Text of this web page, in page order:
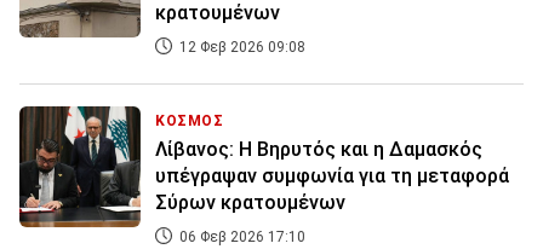
κρατουμένων
12 Φεβ 2026 09:08
ΚΟΣΜΟΣ
Λίβανος: Η Βηρυτός και η Δαμασκός
υπέγραψαν συμφωνία για τη μεταφορά
Σύρων κρατουμένων
06 Φεβ 2026 17:10